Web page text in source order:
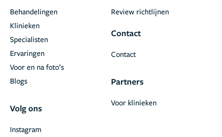
Behandelingen
Klinieken
Specialisten
Ervaringen
Voor en na foto’s
Blogs
Volg ons
Instagram
Review richtlijnen
Contact
Contact
Partners
Voor klinieken